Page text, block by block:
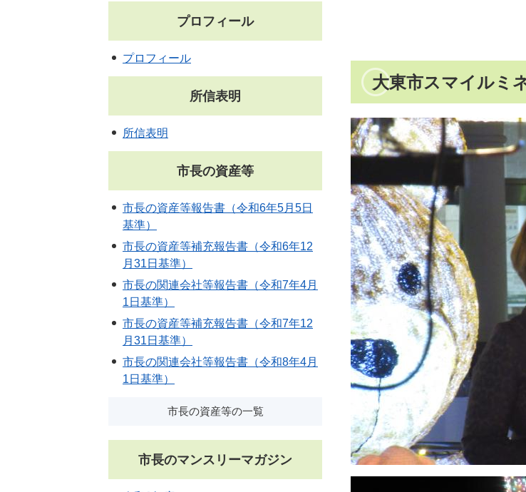
大東市スマイルミ
プロフィール
プロフィール
所信表明
所信表明
市長の資産等
市長の資産等報告書（令和6年5月5日
基準）
市長の資産等補充報告書（令和6年12
月31日基準）
市長の関連会社等報告書（令和7年4月
1日基準）
市長の資産等補充報告書（令和7年12
月31日基準）
市長の関連会社等報告書（令和8年4月
1日基準）
市長の資産等の一覧
市長のマンスリーマガジン